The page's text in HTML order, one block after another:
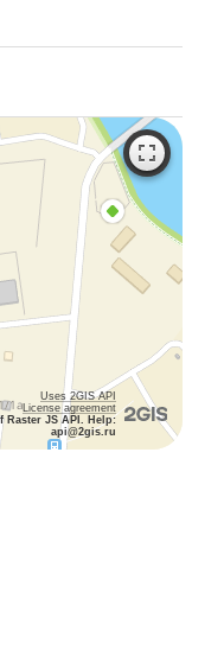
Uses 2GIS API
License agreement
JS API. Help:
api@2gis.ru